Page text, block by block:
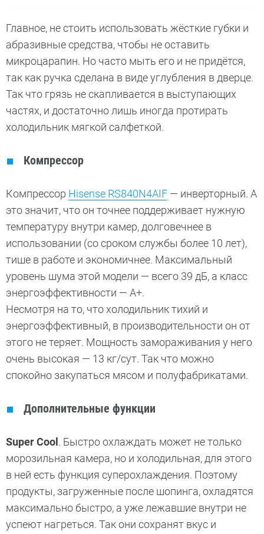
Главное, не стоить использовать жёсткие губки и
абразивные средства, чтобы не оставить
микроцарапин. Но часто мыть его и не придётся,
так как ручка сделана в виде углубления в дверце.
Так что грязь не скапливается в выступающих
частях, и достаточно лишь иногда протирать
холодильник мягкой салфеткой.
Компрессор
Компрессор Hisense RS840N4AIF — инверторный. А
это значит, что он точнее поддерживает нужную
температуру внутри камер, долговечнее в
использовании (со сроком службы более 10 лет),
тише в работе и экономичнее. Максимальный
уровень шума этой модели — всего 39 дБ, а класс
энергоэффективности — A+.
Несмотря на то, что холодильник тихий и
энергоэффективный, в производительности он от
этого не теряет. Мощность замораживания у него
очень высокая — 13 кг/сут. Так что можно
спокойно закупаться мясом и полуфабрикатами.
Дополнительные функции
Super Cool . Быстро охлаждать может не только
морозильная камера, но и холодильная, для этого
в ней есть функция суперохлаждения. Поэтому
продукты, загруженные после шопинга, охладятся
максимально быстро, а уже лежавшие внутри не
успеют нагреться. Так они сохранят вкус и